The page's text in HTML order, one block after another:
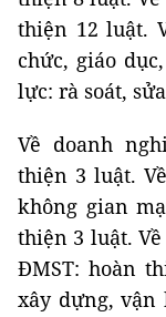
thiện 12 luật.
chức, giáo
lực: rà soát,
Về doanh
thiện 3 luật.
không gian
thiện 3 luật.
ĐMST: hoàn
xây dựng, vận